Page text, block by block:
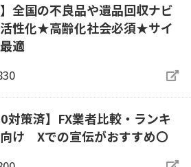
】全国の不良品や遺品回収ナビ
性化★高齢化社会必須★サイ
適
対策済】FX業者比較・ランキ
け Xでの宣伝がおすすめ〇